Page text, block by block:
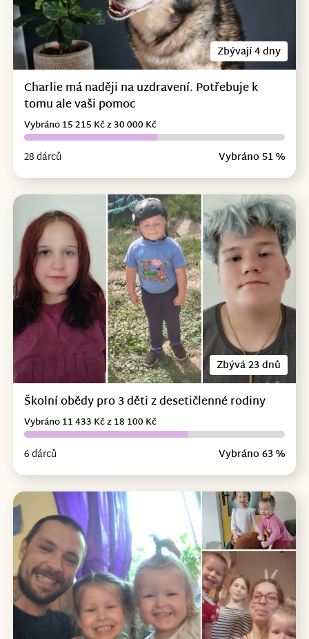
Zbývají 4 dny
Charlie má naději na uzdravení. Potřebuje k
tomu ale vaši pomoc
28 dárců Vybráno 51 %
Vybráno 15 215 Kč z 30 000 Kč
Zbývá 23 dnů
Školní obědy pro 3 děti z desetičlenné rodiny
6 dárců Vybráno 63 %
Vybráno 11 433 Kč z 18 100 Kč